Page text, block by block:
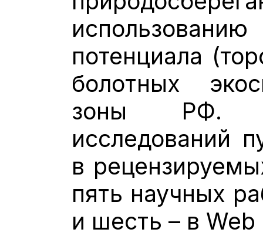
потенциала
болотных
зоны РФ.
исследований
в
пять научных
и шесть – в